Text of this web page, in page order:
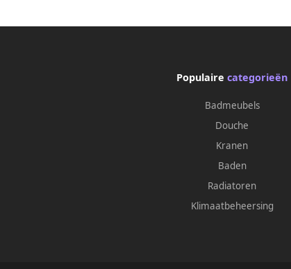
Populaire categorieën
Badmeubels
Douche
Kranen
Baden
Radiatoren
Klimaatbeheersing